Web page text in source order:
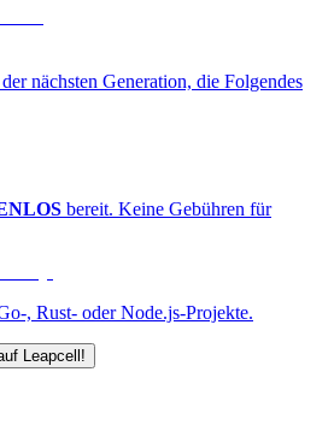
nächsten Generation, die Folgendes
bereit. Keine Gebühren für
, Rust- oder Node.js-Projekte.
Leapcell!